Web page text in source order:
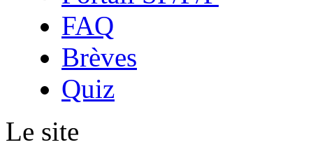
FAQ
Brèves
Quiz
Le site